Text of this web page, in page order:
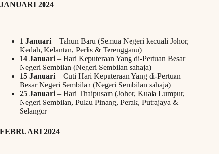
JANUARI 2024
1 Januari – Tahun Baru (Semua Negeri kecuali Johor,
Kedah, Kelantan, Perlis & Terengganu)
14 Januari – Hari Keputeraan Yang di-Pertuan Besar
Negeri Sembilan (Negeri Sembilan sahaja)
15 Januari – Cuti Hari Keputeraan Yang di-Pertuan
Besar Negeri Sembilan (Negeri Sembilan sahaja)
25 Januari – Hari Thaipusam (Johor, Kuala Lumpur,
Negeri Sembilan, Pulau Pinang, Perak, Putrajaya &
Selangor
FEBRUARI 2024